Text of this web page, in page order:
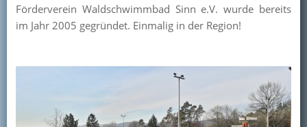
Förderverein Waldschwimmbad Sinn e.V. wurde bereits
im Jahr 2005 gegründet. Einmalig in der Region!